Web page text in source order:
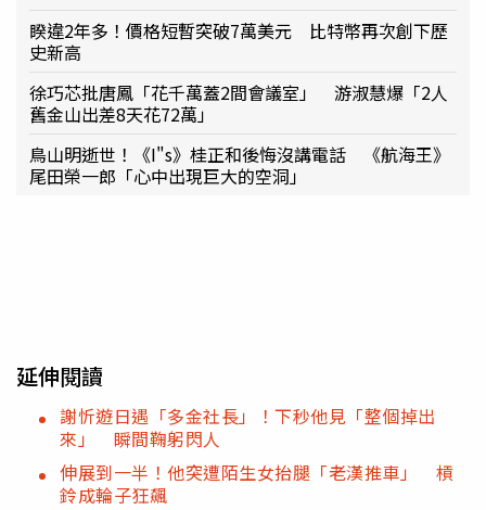
睽違2年多！價格短暫突破7萬美元 比特幣再次創下歷
史新高
徐巧芯批唐鳳「花千萬蓋2間會議室」 游淑慧爆「2人
舊金山出差8天花72萬」
鳥山明逝世！《I"s》桂正和後悔沒講電話 《航海王》
尾田榮一郎「心中出現巨大的空洞」
延伸閱讀
謝忻遊日遇「多金社長」！下秒他見「整個掉出
來」 瞬間鞠躬閃人
伸展到一半！他突遭陌生女抬腿「老漢推車」 槓
鈴成輪子狂飆